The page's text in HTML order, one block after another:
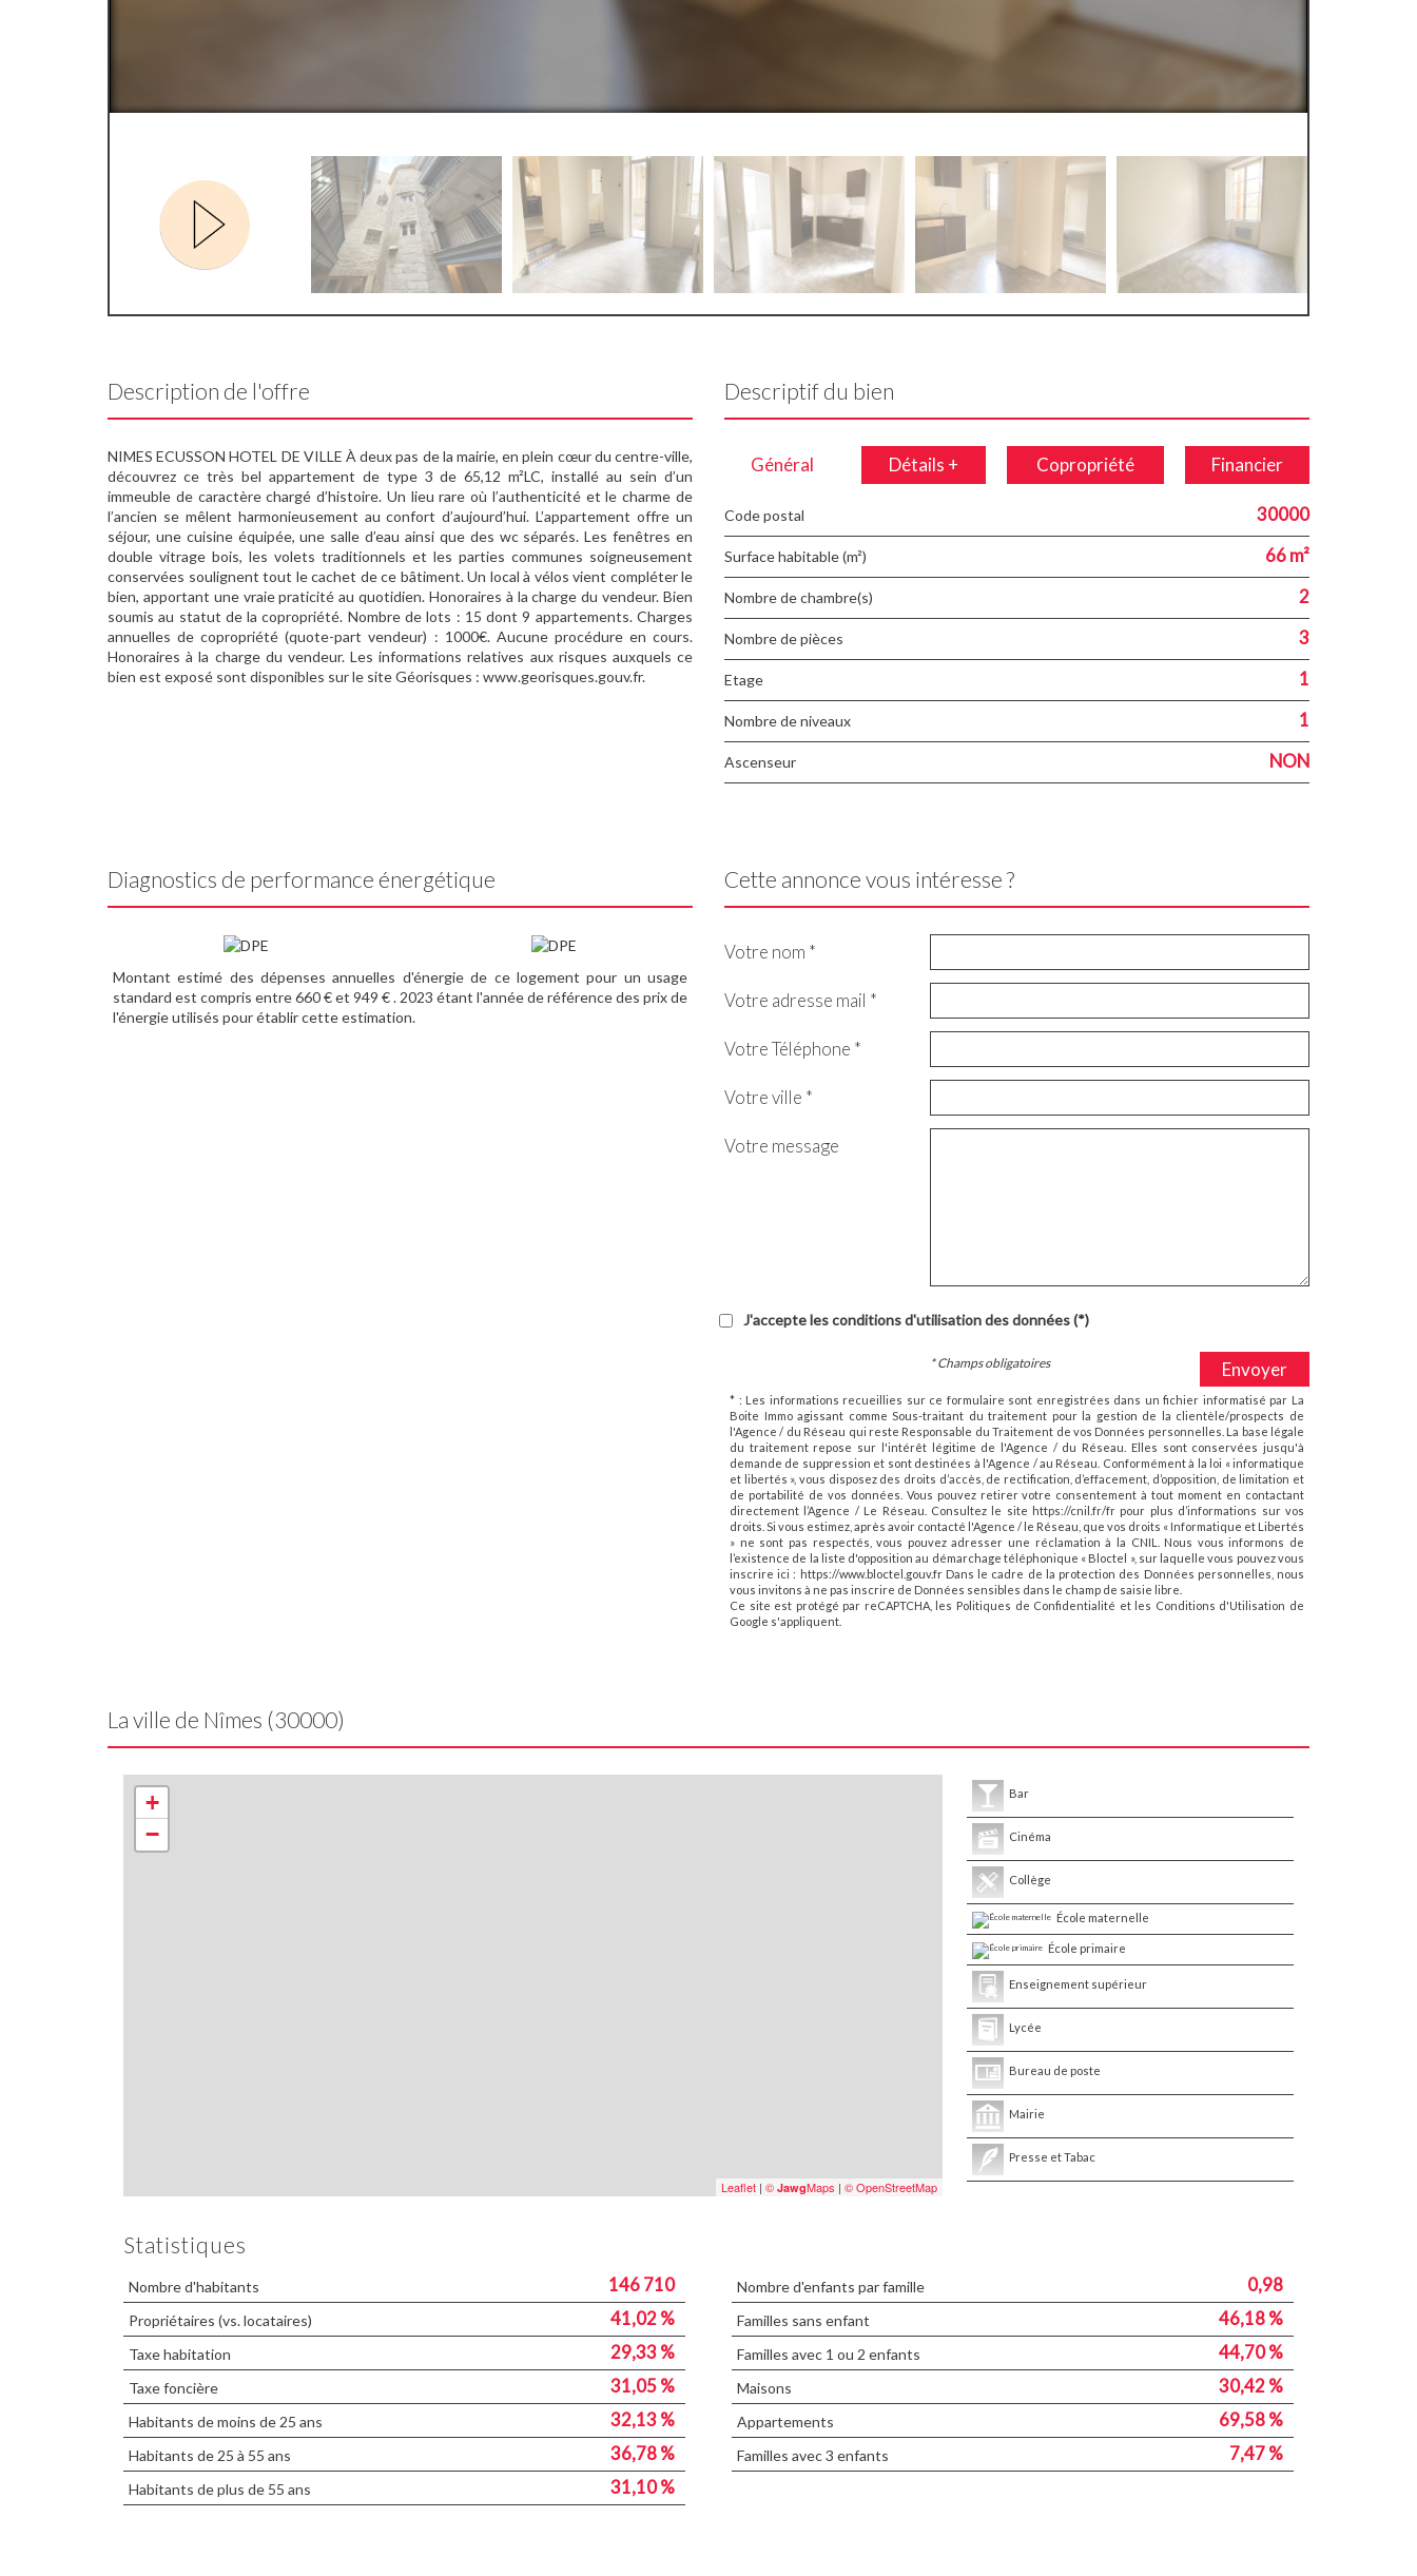
Description de l'offre
NIMES ECUSSON HOTEL DE VILLE À deux pas de la mairie, en plein cœur du centre-ville,
découvrez ce très bel appartement de type 3 de 65,12 m²LC, installé au sein d’un
immeuble de caractère chargé d’histoire. Un lieu rare où l’authenticité et le charme de
l’ancien se mêlent harmonieusement au confort d’aujourd’hui. L’appartement offre un
séjour, une cuisine équipée, une salle d’eau ainsi que des wc séparés. Les fenêtres en
double vitrage bois, les volets traditionnels et les parties communes soigneusement
conservées soulignent tout le cachet de ce bâtiment. Un local à vélos vient compléter le
bien, apportant une vraie praticité au quotidien. Honoraires à la charge du vendeur. Bien
soumis au statut de la copropriété. Nombre de lots : 15 dont 9 appartements. Charges
annuelles de copropriété (quote-part vendeur) : 1000€. Aucune procédure en cours.
Honoraires à la charge du vendeur. Les informations relatives aux risques auxquels ce
bien est exposé sont disponibles sur le site Géorisques : www.georisques.gouv.fr.
Descriptif du bien
Général Détails + Copropriété Financier
Code postal 30000
Surface habitable (m²) 66 m²
Nombre de chambre(s) 2
Nombre de pièces 3
Etage 1
Nombre de niveaux 1
Ascenseur NON
Diagnostics de performance énergétique
Montant estimé des dépenses annuelles d'énergie de ce logement pour un usage
standard est compris entre 660 € et 949 € . 2023 étant l'année de référence des prix de
l'énergie utilisés pour établir cette estimation.
Cette annonce vous intéresse ?
Votre nom *
Votre adresse mail *
Votre Téléphone *
Votre ville *
Votre message
J'accepte les conditions d'utilisation des données (*)
Envoyer
* Champs obligatoires
* : Les informations recueillies sur ce formulaire sont enregistrées dans un fichier informatisé par La
Boite Immo agissant comme Sous-traitant du traitement pour la gestion de la clientèle/prospects de
l'Agence / du Réseau qui reste Responsable du Traitement de vos Données personnelles. La base légale
du traitement repose sur l'intérêt légitime de l'Agence / du Réseau. Elles sont conservées jusqu'à
demande de suppression et sont destinées à l'Agence / au Réseau. Conformément à la loi « informatique
et libertés », vous disposez des droits d’accès, de rectification, d’effacement, d’opposition, de limitation et
de portabilité de vos données. Vous pouvez retirer votre consentement à tout moment en contactant
directement l’Agence / Le Réseau. Consultez le site https://cnil.fr/fr pour plus d’informations sur vos
droits. Si vous estimez, après avoir contacté l'Agence / le Réseau, que vos droits « Informatique et Libertés
» ne sont pas respectés, vous pouvez adresser une réclamation à la CNIL. Nous vous informons de
l’existence de la liste d'opposition au démarchage téléphonique « Bloctel », sur laquelle vous pouvez vous
inscrire ici : https://www.bloctel.gouv.fr Dans le cadre de la protection des Données personnelles, nous
vous invitons à ne pas inscrire de Données sensibles dans le champ de saisie libre.
Ce site est protégé par reCAPTCHA, les Politiques de Confidentialité et les Conditions d'Utilisation de
Google s'appliquent.
La ville de Nîmes (30000)
+
−
Leaflet | © JawgMaps | © OpenStreetMap
Bar
Cinéma
Collège
École maternelle
École primaire
Enseignement supérieur
Lycée
Bureau de poste
Mairie
Presse et Tabac
Statistiques
Nombre d'habitants 146 710
Propriétaires (vs. locataires) 41,02 %
Taxe habitation 29,33 %
Taxe foncière 31,05 %
Habitants de moins de 25 ans 32,13 %
Habitants de 25 à 55 ans 36,78 %
Habitants de plus de 55 ans 31,10 %
Nombre d'enfants par famille 0,98
Familles sans enfant 46,18 %
Familles avec 1 ou 2 enfants 44,70 %
Maisons 30,42 %
Appartements 69,58 %
Familles avec 3 enfants 7,47 %